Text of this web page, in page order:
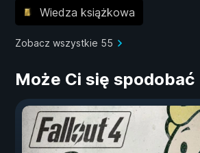
Wiedza książkowa
Zobacz wszystkie 55
Może Ci się spodobać